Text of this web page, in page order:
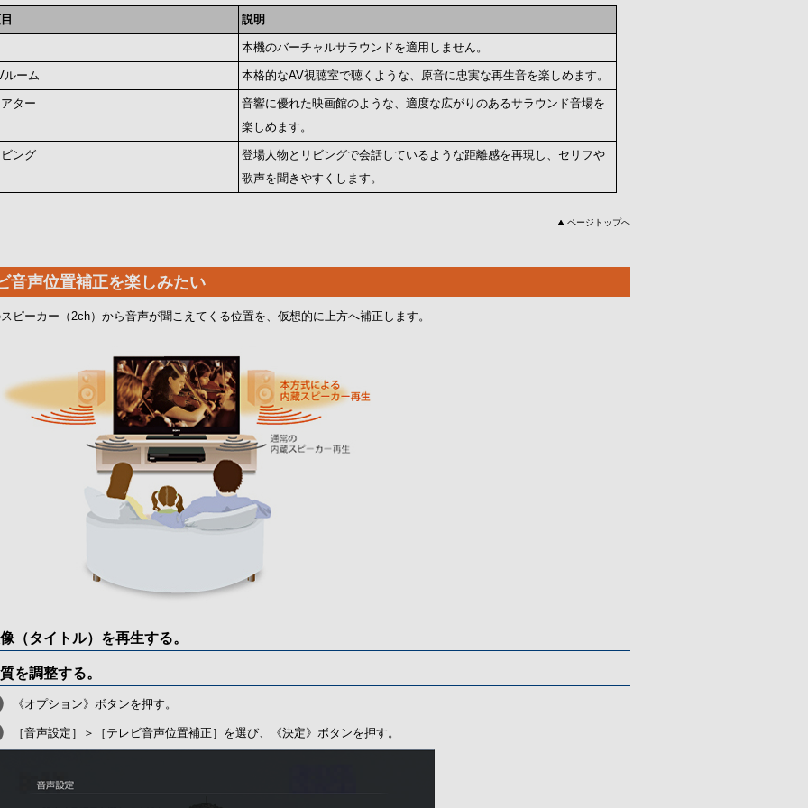
説明
本機のバーチャルサラウンドを適用しません。
ルーム 本格的なAV視聴室で聴くような、原音に忠実な再生音を楽しめます。
ター
音響に優れた映画館のような、適度な広がりのあるサラウンド音場を
楽しめます。
ング
登場人物とリビングで会話しているような距離感を再現し、セリフや
歌声を聞きやすくします。
ページトップへ
音声位置補正を楽しみたい
ピーカー（2ch）から音声が聞こえてくる位置を、仮想的に上方へ補正します。
（タイトル）を再生する。
を調整する。
《オプション》ボタンを押す。
［音声設定］＞［テレビ音声位置補正］を選び、《決定》ボタンを押す。